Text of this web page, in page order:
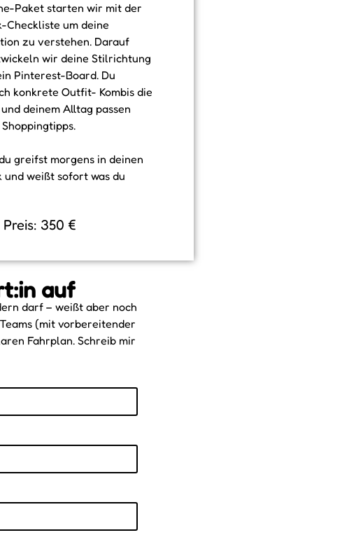
Paket starten wir mit der
Checkliste um deine
zu verstehen. Darauf
wir deine Stilrichtung
Pinterest-Board. Du
konkrete Outfit- Kombis die
deinem Alltag passen
greifst morgens in deinen
und weißt sofort was du
Preis: 350 €
auf
darf – weißt aber noch
(mit vorbereitender
Fahrplan. Schreib mir